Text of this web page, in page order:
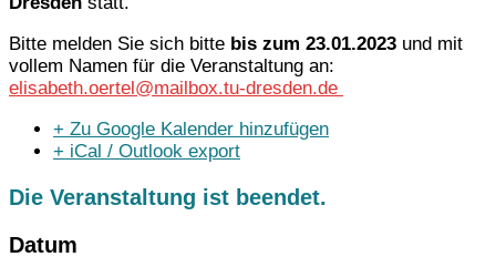
Bitte melden Sie sich bitte bis zum 23.01.2023 und mit
vollem Namen für die Veranstaltung an:
elisabeth.oertel@mailbox.tu-dresden.de
+ Zu Google Kalender hinzufügen
+ iCal / Outlook export
Die Veranstaltung ist beendet.
Datum